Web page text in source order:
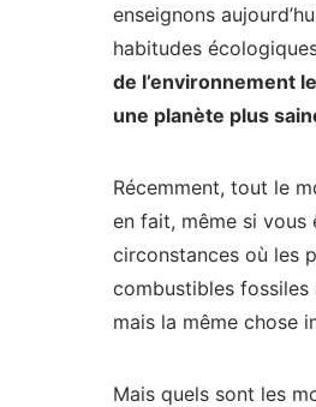
enseignons
habitudes
de l’environnement
une planète plus
Récemment, tout le
en fait, même si vous
circonstances où les
combustibles fossiles
mais la même chose
Mais quels sont les